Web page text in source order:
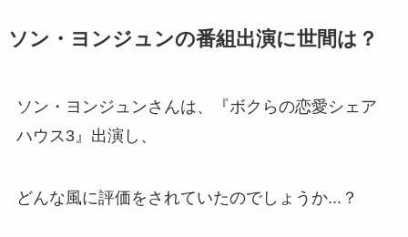
ソン・ヨンジュンの番組出演に世間は？
ソン・ヨンジュンさんは、『ボクらの恋愛シェア
ハウス3』出演し、
どんな風に評価をされていたのでしょうか...？